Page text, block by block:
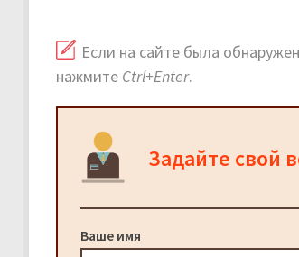
Если на сайте была
нажмите Ctrl+Enter.
Задайте свой
Ваше имя